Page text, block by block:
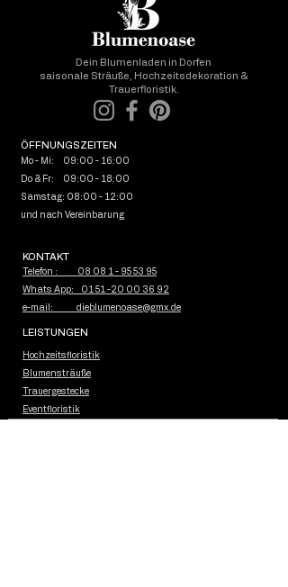
Dein Blumenladen in Dorfen
saisonale Sträuße, Hochzeitsdekoration &
Trauerfloristik.
ÖFFNUNGSZEITEN
Mo - Mi: 09:00 - 16:00
Do & Fr: 09:00 - 18:00
Samstag: 08:00 - 12:00
und nach Vereinbarung
KONTAKT
Telefon : 08 08 1 - 95 53 95
Whats App: 01 51 -20 00 36 92
e-mail: dieblumenoase@gmx.de
LEISTUNGEN
Hochzeitsfloristik
Blumensträuße
Trauergestecke
Eventfloristik